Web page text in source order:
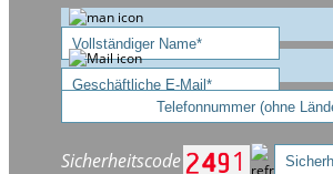
Sicherheitscode